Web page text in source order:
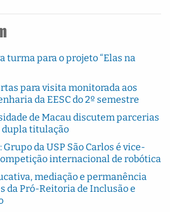
turma para o projeto “Elas na
para visita monitorada aos
da EESC do 2º semestre
de Macau discutem parcerias
dupla titulação
Grupo da USP São Carlos é vice-
internacional de robótica
mediação e permanência
da Pró-Reitoria de Inclusão e